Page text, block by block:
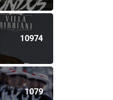
10974
1079